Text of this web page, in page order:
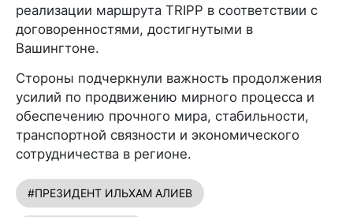
реализации маршрута TRIPP в соответствии с
договоренностями, достигнутыми в
Вашингтоне.
Стороны подчеркнули важность продолжения
усилий по продвижению мирного процесса и
обеспечению прочного мира, стабильности,
транспортной связности и экономического
сотрудничества в регионе.
#ПРЕЗИДЕНТ ИЛЬХАМ АЛИЕВ